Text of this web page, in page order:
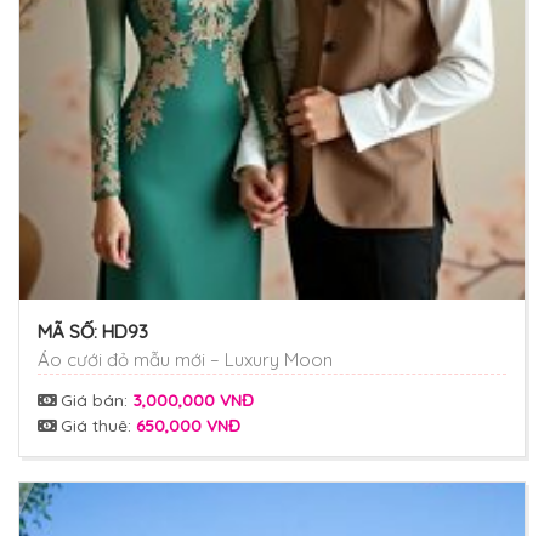
MÃ SỐ: HD93
Áo cưới đỏ mẫu mới – Luxury Moon
Giá bán: 3,000,000 VNĐ
Giá thuê: 650,000 VNĐ